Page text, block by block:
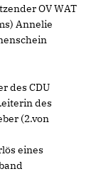
OV WAT
Annelie
des CDU
des
(2.von
eines